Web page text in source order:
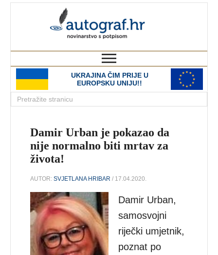
UKRAJINA ČIM PRIJE U
EUROPSKU UNIJU!!
Damir Urban je pokazao da
nije normalno biti mrtav za
života!
AUTOR:SVJETLANA HRIBAR / 17.04.2020.
Damir Urban,
samosvojni
riječki umjetnik,
poznat po